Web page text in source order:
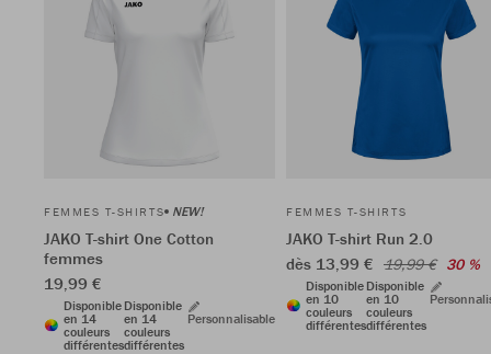
FEMMES T-SHIRTS NEW!
JAKO T-shirt One Cotton
femmes
19,99 €
Disponible
en 14
couleurs
différentes
Disponible
en 14
couleurs
différentes
Personnalisable
FEMMES T-SHIRTS
JAKO T-shirt Run 2.0
dès 13,99 € 19,99 € 30 %
Disponible
en 10
couleurs
différentes
Disponible
en 10
couleurs
différentes